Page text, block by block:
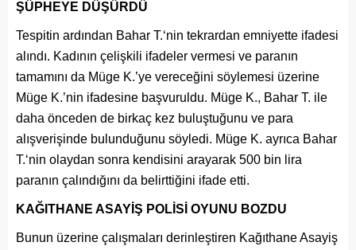
ŞÜPHEYE DÜŞÜRDÜ
Tespitin ardından Bahar T.‘nin tekrardan emniyette ifadesi
alındı. Kadının çelişkili ifadeler vermesi ve paranın
tamamını da Müge K.’ye vereceğini söylemesi üzerine
Müge K.’nin ifadesine başvuruldu. Müge K., Bahar T. ile
daha önceden de birkaç kez buluştuğunu ve para
alışverişinde bulunduğunu söyledi. Müge K. ayrıca Bahar
T.‘nin olaydan sonra kendisini arayarak 500 bin lira
paranın çalındığını da belirttiğini ifade etti.
KAĞITHANE ASAYİŞ POLİSİ OYUNU BOZDU
Bunun üzerine çalışmaları derinleştiren Kağıthane Asayiş